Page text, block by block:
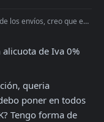
que eso podría aclararlo un contador.
de Iva 0%
queria
poner en todos
Tengo forma de